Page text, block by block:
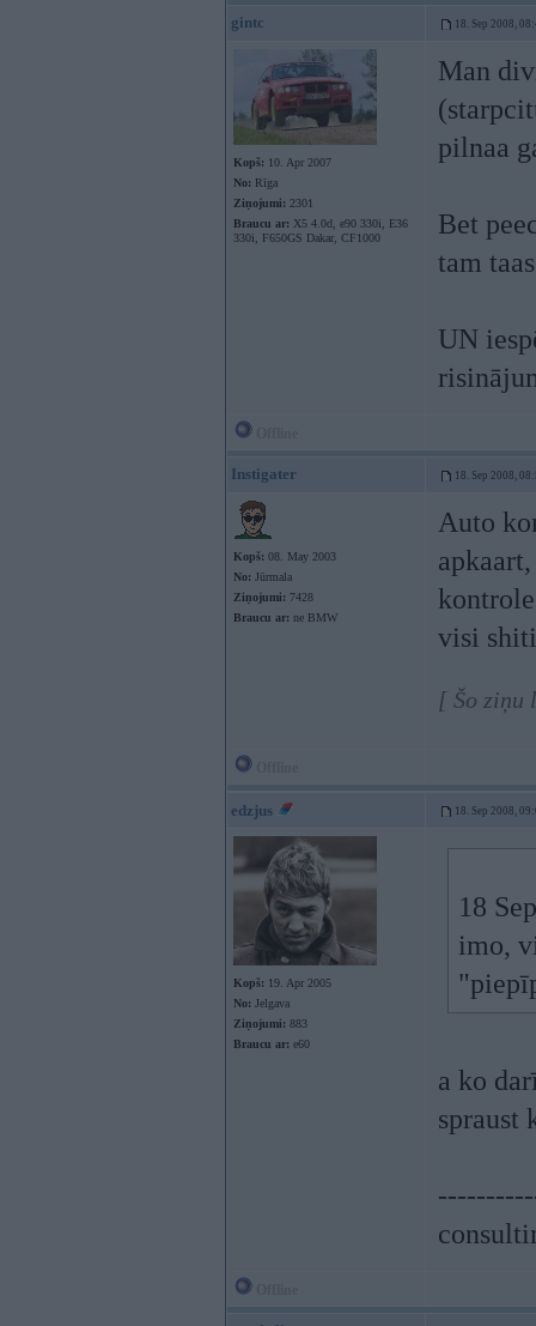
gintc 18. Sep 2008,
Kopš: 10. Apr 2007
No: Rīga
Ziņojumi: 2301
Braucu ar: X5 4.0d, e90 330i, E36
330i, F650GS Dakar, CF1000
Man
pilnaa
Bet
tam
UN
Instigater 18. Sep 2008,
Kopš: 08. May 2003
No: Jūrmala
Ziņojumi: 7428
Braucu ar: ne BMW
Auto
visi
[ Šo ziņu
edzjus 18. Sep 2008,
Kopš: 19. Apr 2005
No: Jelgava
Ziņojumi: 883
Braucu ar: e60
18
imo,
a ko
spraust